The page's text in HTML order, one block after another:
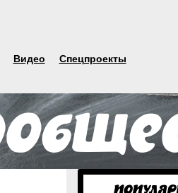
Видео Спецпроекты